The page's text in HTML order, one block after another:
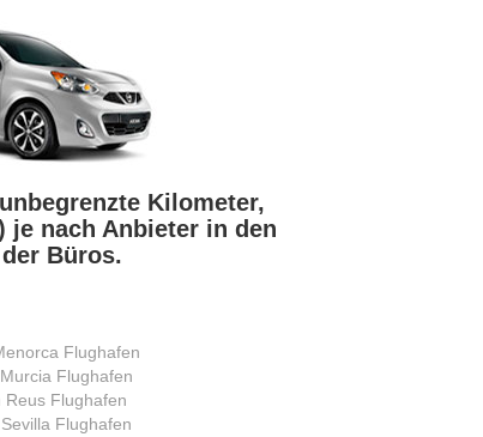
Kilometer,
je nach Anbieter in den
Büros.
Flughafen
Flughafen
Reus Flughafen
Flughafen